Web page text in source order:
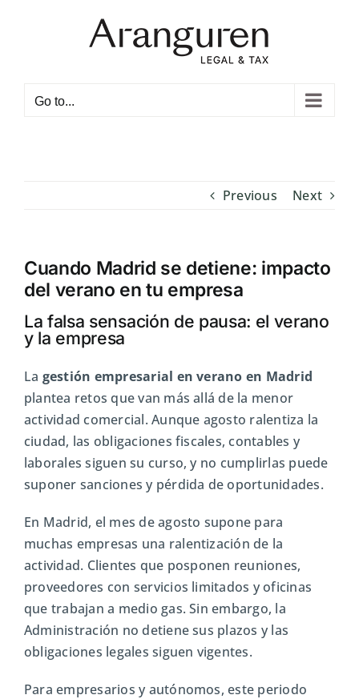
Open toolbar
Go to...
Previous Next
Cuando Madrid se detiene: impacto
del verano en tu empresa
La falsa sensación de pausa: el verano
y la empresa
La gestión empresarial en verano en Madrid
plantea retos que van más allá de la menor
actividad comercial. Aunque agosto ralentiza la
ciudad, las obligaciones fiscales, contables y
laborales siguen su curso, y no cumplirlas puede
suponer sanciones y pérdida de oportunidades.
En Madrid, el mes de agosto supone para
muchas empresas una ralentización de la
actividad. Clientes que posponen reuniones,
proveedores con servicios limitados y oficinas
que trabajan a medio gas. Sin embargo, la
Administración no detiene sus plazos y las
obligaciones legales siguen vigentes.
Para empresarios y autónomos, este periodo